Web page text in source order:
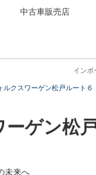
中古車販売店
インポ
ルクスワーゲン松戸ルート６
ゲン松
未来へ